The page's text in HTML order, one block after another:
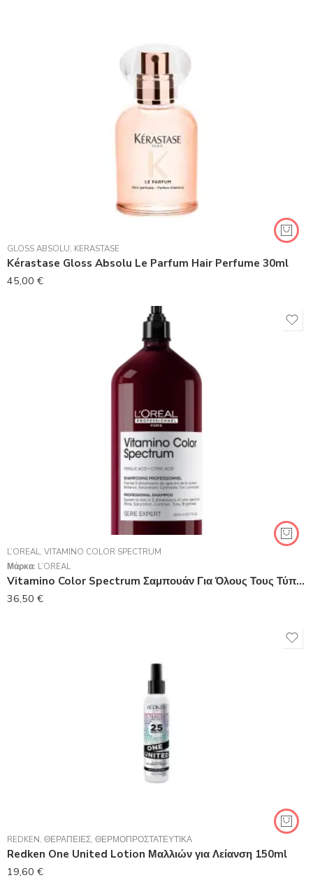
GLOSS ABSOLU, KERASTASE
Kérastase Gloss Absolu Le Parfum Hair Perfume 30ml
45,00 €
L’ORÉAL, VITAMINO COLOR SPECTRUM
Μάρκα: L’ORÉAL
Vitamino Color Spectrum Σαμπουάν Για Όλους Τους Τύπους Βαμμένων Μαλλιών 1500 ml
36,50 €
REDKEN, ΘΕΡΑΠΕΊΕΣ, ΘΕΡΜΟΠΡΟΣΤΑΤΕΥΤΙΚΆ
Redken One United Lotion Μαλλιών για Λείανση 150ml
19,60 €